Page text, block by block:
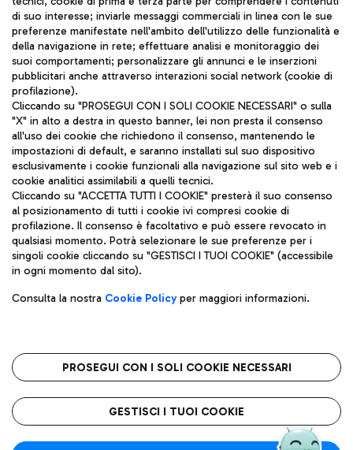
TRAVEL JOURNAL
ITA
Aeroporti di Roma S.p.A. - Società soggetta a direzione e
coordinamento di Mundys S.p.A.
Codice fiscale e Registro delle Imprese di Roma 13032990155 P.
IVA 06572251004
Capitale sociale 62.224.743,00 int. vers.
Sede legale: Via Pier Paolo Racchetti 1 - 00054 Fiumicino (RM)
telefono +39 06 65951
Privacy policy
Note legali
Roma FCO
L'aeroporto stellato
di suo interesse; inviarle messaggi commerciali in linea con le sue
preferenze manifestate nell'ambito dell'utilizzo delle funzionalità e
della navigazione in rete; effettuare analisi e monitoraggio dei
suoi comportamenti; personalizzare gli annunci e le inserzioni
pubblicitari anche attraverso interazioni social network (cookie di
profilazione).
Cliccando su "PROSEGUI CON I SOLI COOKIE NECESSARI" o sulla
"X" in alto a destra in questo banner, lei non presta il consenso
all'uso dei cookie che richiedono il consenso, mantenendo le
impostazioni di default, e saranno installati sul suo dispositivo
esclusivamente i cookie funzionali alla navigazione sul sito web e i
cookie analitici assimilabili a quelli tecnici.
Cliccando su "ACCETTA TUTTI I COOKIE" presterà il suo consenso
al posizionamento di tutti i cookie ivi compresi cookie di
profilazione. Il consenso è facoltativo e può essere revocato in
qualsiasi momento. Potrà selezionare le sue preferenze per i
singoli cookie cliccando su "GESTISCI I TUOI COOKIE" (accessibile
in ogni momento dal sito).
Consulta la nostra Cookie Policyper maggiori informazioni.
PROSEGUI CON I SOLI COOKIE NECESSARI
GESTISCI I TUOI COOKIE